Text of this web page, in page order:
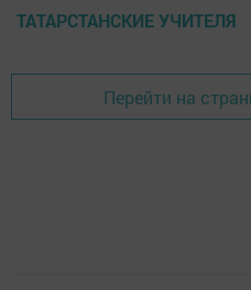
ТАТАРСТАНСКИЕ УЧИТЕЛЯ
Перейти на